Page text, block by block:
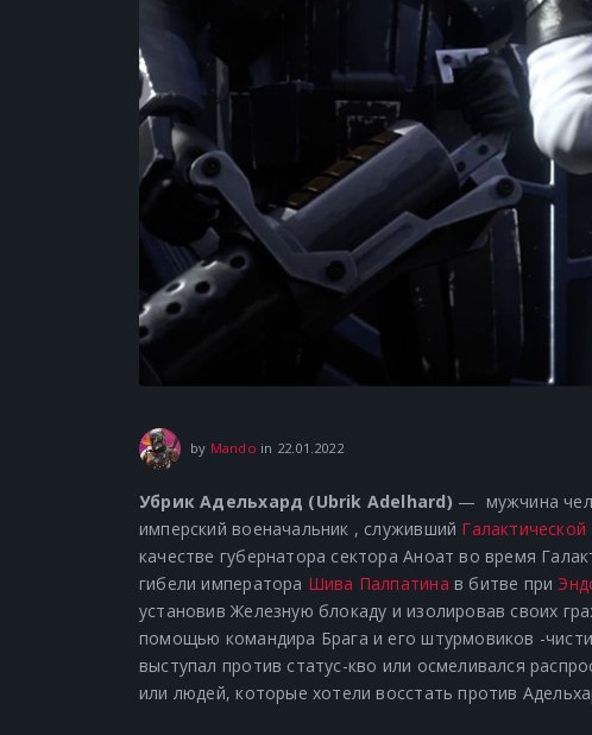
by Mando in 22.01.2022
Убрик Адельхард (Ubrik Adelhard) — мужчина
имперскийвоеначальник , служивший
качестве губернатора сектораАноат во время
гибели императора Шива Палпатина в битве при
установив Железную блокаду и изолировав своих
помощью командира Брага и его штурмовиков -
выступал против статус-кво или осмеливался
или людей, которые хотели восстать против